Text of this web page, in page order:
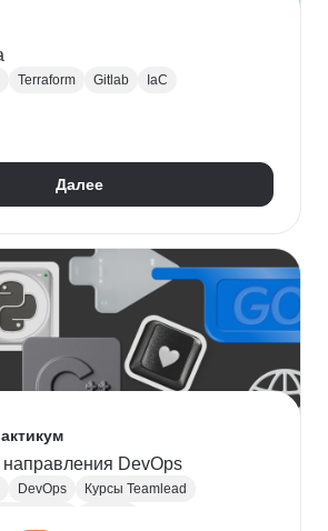
Terraform Gitlab IaC
Далее
направления DevOps
DevOps
Курсы Teamlead